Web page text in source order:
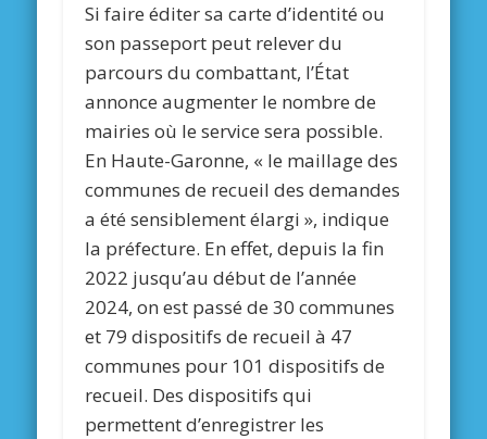
Si faire éditer sa carte d’identité ou
son passeport peut relever du
parcours du combattant, l’État
annonce augmenter le nombre de
mairies où le service sera possible.
En Haute-Garonne, « le maillage des
communes de recueil des demandes
a été sensiblement élargi », indique
la préfecture. En effet, depuis la fin
2022 jusqu’au début de l’année
2024, on est passé de 30 communes
et 79 dispositifs de recueil à 47
communes pour 101 dispositifs de
recueil. Des dispositifs qui
permettent d’enregistrer les